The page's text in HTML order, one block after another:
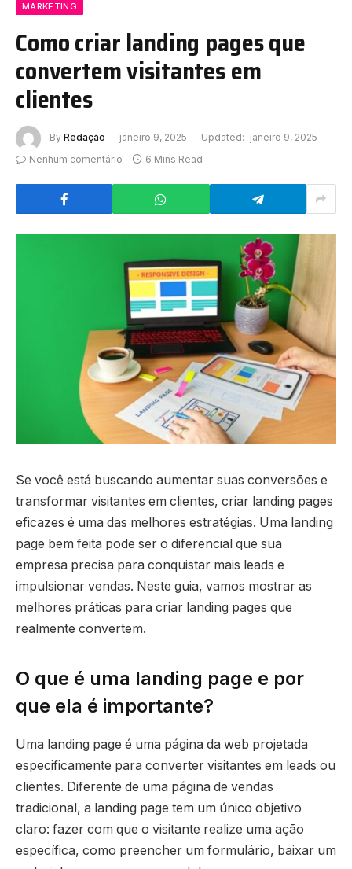
MARKETING
Como criar landing pages que
convertem visitantes em
clientes
By Redação janeiro 9, 2025 Updated: janeiro 9, 2025
Nenhum comentário
6 Mins Read
Se você está buscando aumentar suas conversões e
transformar visitantes em clientes, criar landing pages
eficazes é uma das melhores estratégias. Uma landing
page bem feita pode ser o diferencial que sua
empresa precisa para conquistar mais leads e
impulsionar vendas. Neste guia, vamos mostrar as
melhores práticas para criar landing pages que
realmente convertem.
O que é uma landing page e por
que ela é importante?
Uma landing page é uma página da web projetada
especificamente para converter visitantes em leads ou
clientes. Diferente de uma página de vendas
tradicional, a landing page tem um único objetivo
claro: fazer com que o visitante realize uma ação
específica, como preencher um formulário, baixar um